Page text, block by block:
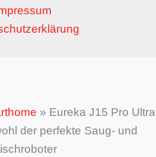
» Eureka J15 Pro Ultra
der perfekte Saug- und